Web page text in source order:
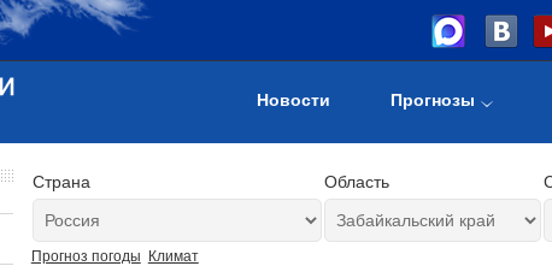
Новости Прогнозы
Страна Область
Прогноз погоды Климат